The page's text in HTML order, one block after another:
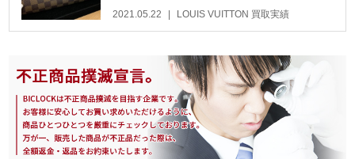
2021.05.22 LOUIS VUITTON 買取実績